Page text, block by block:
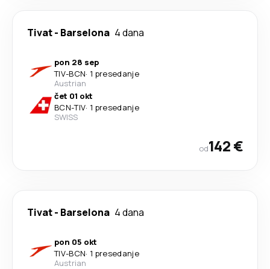
Tivat- Barselona 4 dana
pon 28 sep
TIV-BCN· 1 presedanje
Austrian
čet 01 okt
BCN-TIV· 1 presedanje
SWISS
od142 €
Tivat- Barselona 4 dana
pon 05 okt
TIV-BCN· 1 presedanje
Austrian